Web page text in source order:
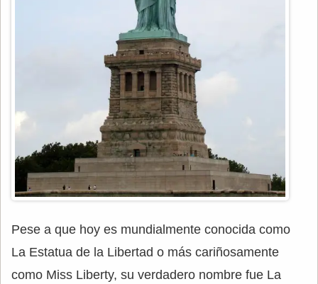
Pese a que hoy es mundialmente conocida como
La Estatua de la Libertad o más cariñosamente
como Miss Liberty, su verdadero nombre fue La